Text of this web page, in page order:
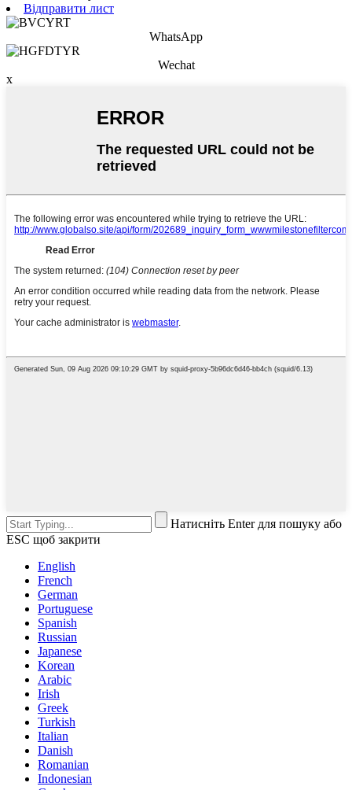
Відправити лист
WhatsApp
Wechat
x
Натисніть Enter для пошуку або
ESC щоб закрити
English
French
German
Portuguese
Spanish
Russian
Japanese
Korean
Arabic
Irish
Greek
Turkish
Italian
Danish
Romanian
Indonesian